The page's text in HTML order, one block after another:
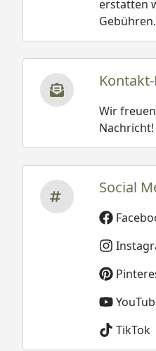
erstatten
Gebühren.
Wir
Nachricht!
Social
TikTok